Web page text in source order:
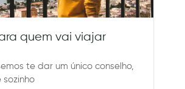
quem vai viajar
te dar um único conselho,
sozinho